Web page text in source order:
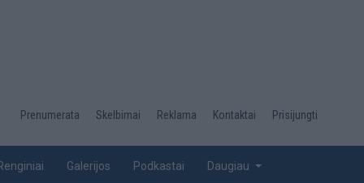
Desktop
top
Prenumerata Skelbimai Reklama Kontaktai Prisijungti
Galerijos Podkastai Daugiau